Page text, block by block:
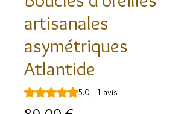
artisanales
asymétriques
Atlantide
La note est de 5.0 sur cinq étoiles selon
5.0 | 1 avis